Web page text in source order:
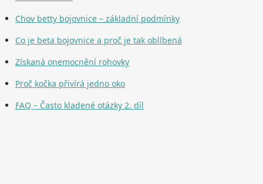
Chov betty bojovnice – základní podmínky
Co je beta bojovnice a proč je tak oblíbená
Získaná onemocnění rohovky
Proč kočka přivírá jedno oko
FAQ – Často kladené otázky 2. díl